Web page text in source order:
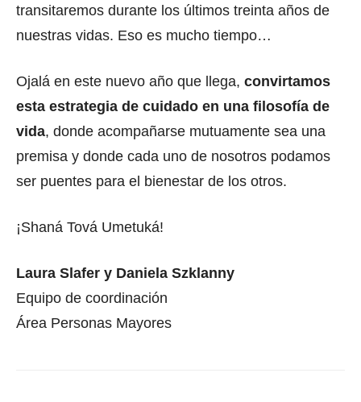
transitaremos durante los últimos treinta años de
nuestras vidas. Eso es mucho tiempo…
Ojalá en este nuevo año que llega, convirtamos
esta estrategia de cuidado en una filosofía de
vida, donde acompañarse mutuamente sea una
premisa y donde cada uno de nosotros podamos
ser puentes para el bienestar de los otros.
¡Shaná Tová Umetuká!
Laura Slafer y Daniela Szklanny
Equipo de coordinación
Área Personas Mayores